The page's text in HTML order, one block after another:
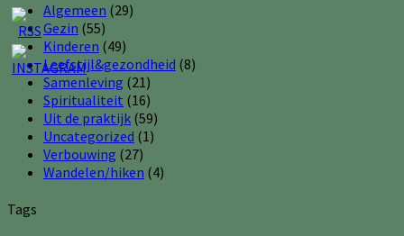
Algemeen (29)
Gezin (55)
Kinderen (49)
Leefstijl&gezondheid (8)
Samenleving (21)
Spiritualiteit (16)
Uit de praktijk (59)
Uncategorized (1)
Verbouwing (27)
Wandelen/hiken (4)
Tags